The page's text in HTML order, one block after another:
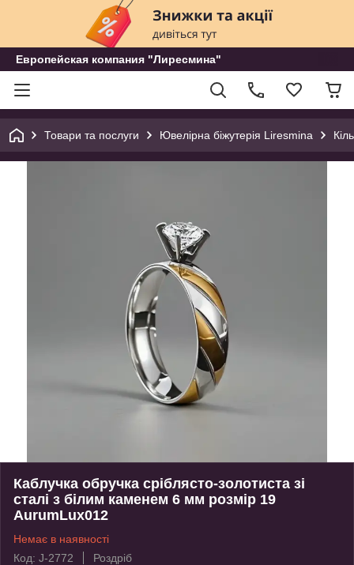
Европейская компания "Лиресмина"
Товари та послуги Ювелірна біжутерія Liresmina
Каблучка обручка сріблясто-золотиста зі
сталі з білим каменем 6 мм розмір 19
AurumLux012
Немає в наявності
Код: J-2772
Роздріб